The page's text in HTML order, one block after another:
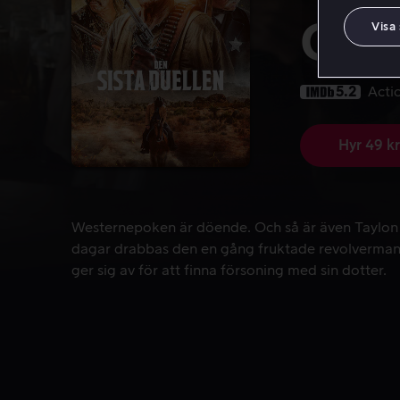
5.2
Hyr 49 kr
Westernepoken är döende. Och så är även
Westernepoken är döende. Och så är även
dagar drabbas den en gång fruktade
ger sig av för att finna försoning med sin dotter.
Visa